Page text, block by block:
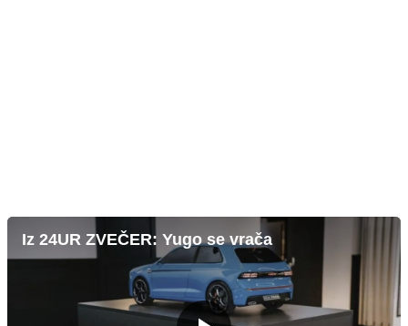
Iz 24UR ZVEČER: Yugo se vrača